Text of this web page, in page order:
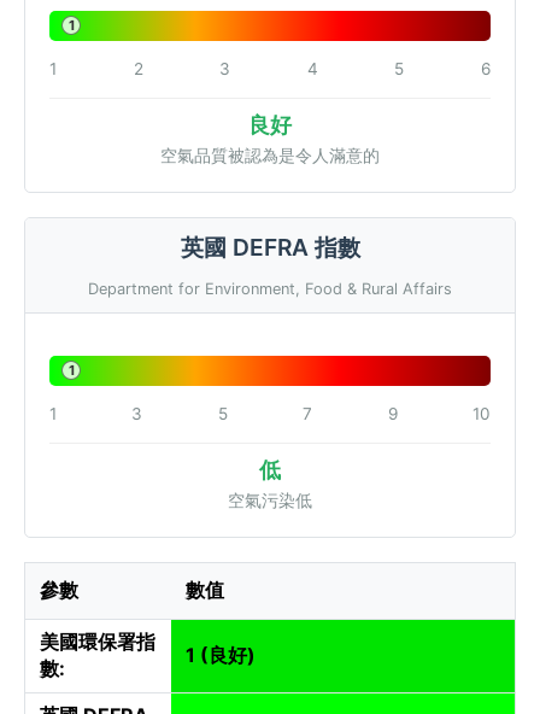
1
1 2 3 4 5 6
良好
空氣品質被認為是令人滿意的
英國 DEFRA 指數
Department for Environment, Food & Rural Affairs
1
1 3 5 7 9 10
低
空氣污染低
參數 數值
美國環保署指
數:
1 (良好)